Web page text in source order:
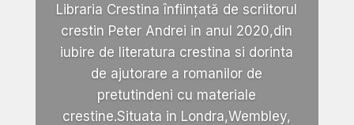
Libraria Crestina înființată de scriitorul
crestin Peter Andrei in anul 2020,din
iubire de literatura crestina si dorinta
de ajutorare a romanilor de
pretutindeni cu materiale
crestine.Situata in Londra,Wembley,